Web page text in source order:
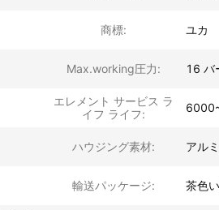
商標: ユカ
Max.working圧力: 16 バ
エレメント サービス ラ
イフ ライフ:
ハウジング素材: アル
輸送パッケージ: 茶色